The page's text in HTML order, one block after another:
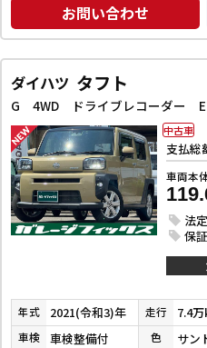
お問い合わせ
ダイハツ タフト
支払総
車両本
法
保
中古車
年式 2021(令和3)年 走行 7.4
車検 車検整備付 色